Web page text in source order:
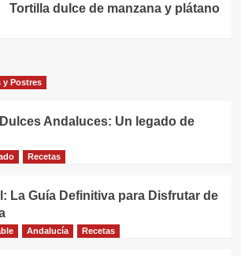
Tortilla dulce de manzana y plátano
y Postres
Andaluces: Un legado de
Recetas
La Guía Definitiva para Disfrutar de
Andalucía Recetas